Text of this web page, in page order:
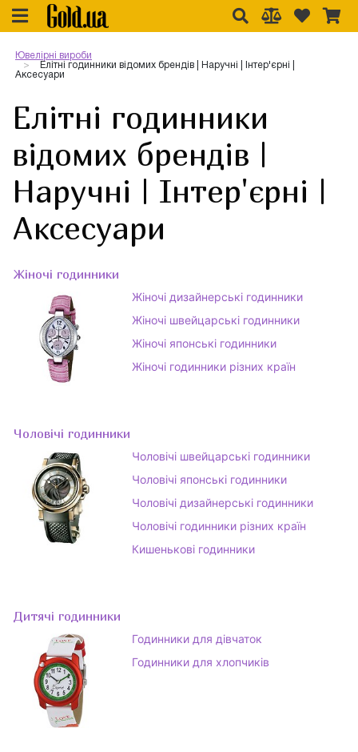
Ювелірні вироби
Елітні годинники відомих брендів | Наручні | Інтер'єрні |
Аксесуари
Елітні годинники
відомих брендів |
Наручні | Інтер'єрні |
Аксесуари
Жіночі годинники
Жіночі дизайнерські годинники
Жіночі швейцарські годинники
Жіночі японські годинники
Жіночі годинники різних країн
Чоловічі годинники
Чоловічі швейцарські годинники
Чоловічі японські годинники
Чоловічі дизайнерські годинники
Чоловічі годинники різних країн
Кишенькові годинники
Дитячі годинники
Годинники для дівчаток
Годинники для хлопчиків